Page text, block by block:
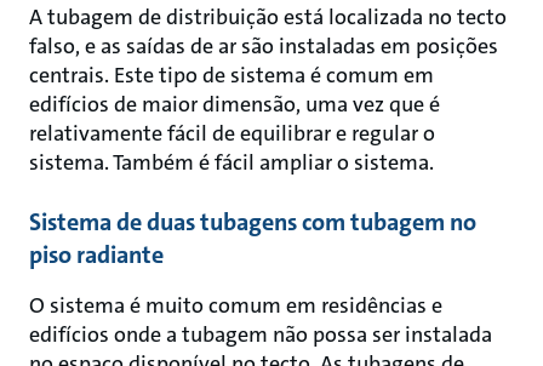
A tubagem de distribuição está localizada no tecto
falso, e as saídas de ar são instaladas em posições
centrais. Este tipo de sistema é comum em
edifícios de maior dimensão, uma vez que é
relativamente fácil de equilibrar e regular o
sistema. Também é fácil ampliar o sistema.
Sistema de duas tubagens com tubagem no
piso radiante
O sistema é muito comum em residências e
edifícios onde a tubagem não possa ser instalada